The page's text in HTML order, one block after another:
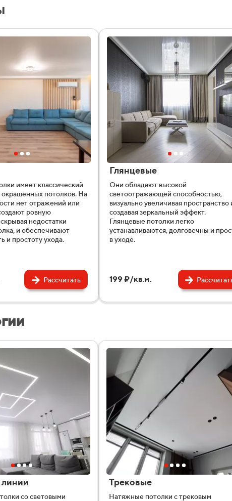
имеет классический
окрашенных потолков. На
нет отражений или
ровную
недостатки
и обеспечивают
и простоту ухода.
Рассчитать
Глянцевые
Они обладают высокой
светоотражающей способностью,
визуально увеличивая пространство
создавая зеркальный эффект.
Глянцевые потолки легко
устанавливаются, долговечны и
в уходе.
199 ₽/кв.м.
со световыми
Трековые
Натяжные потолки с трековым